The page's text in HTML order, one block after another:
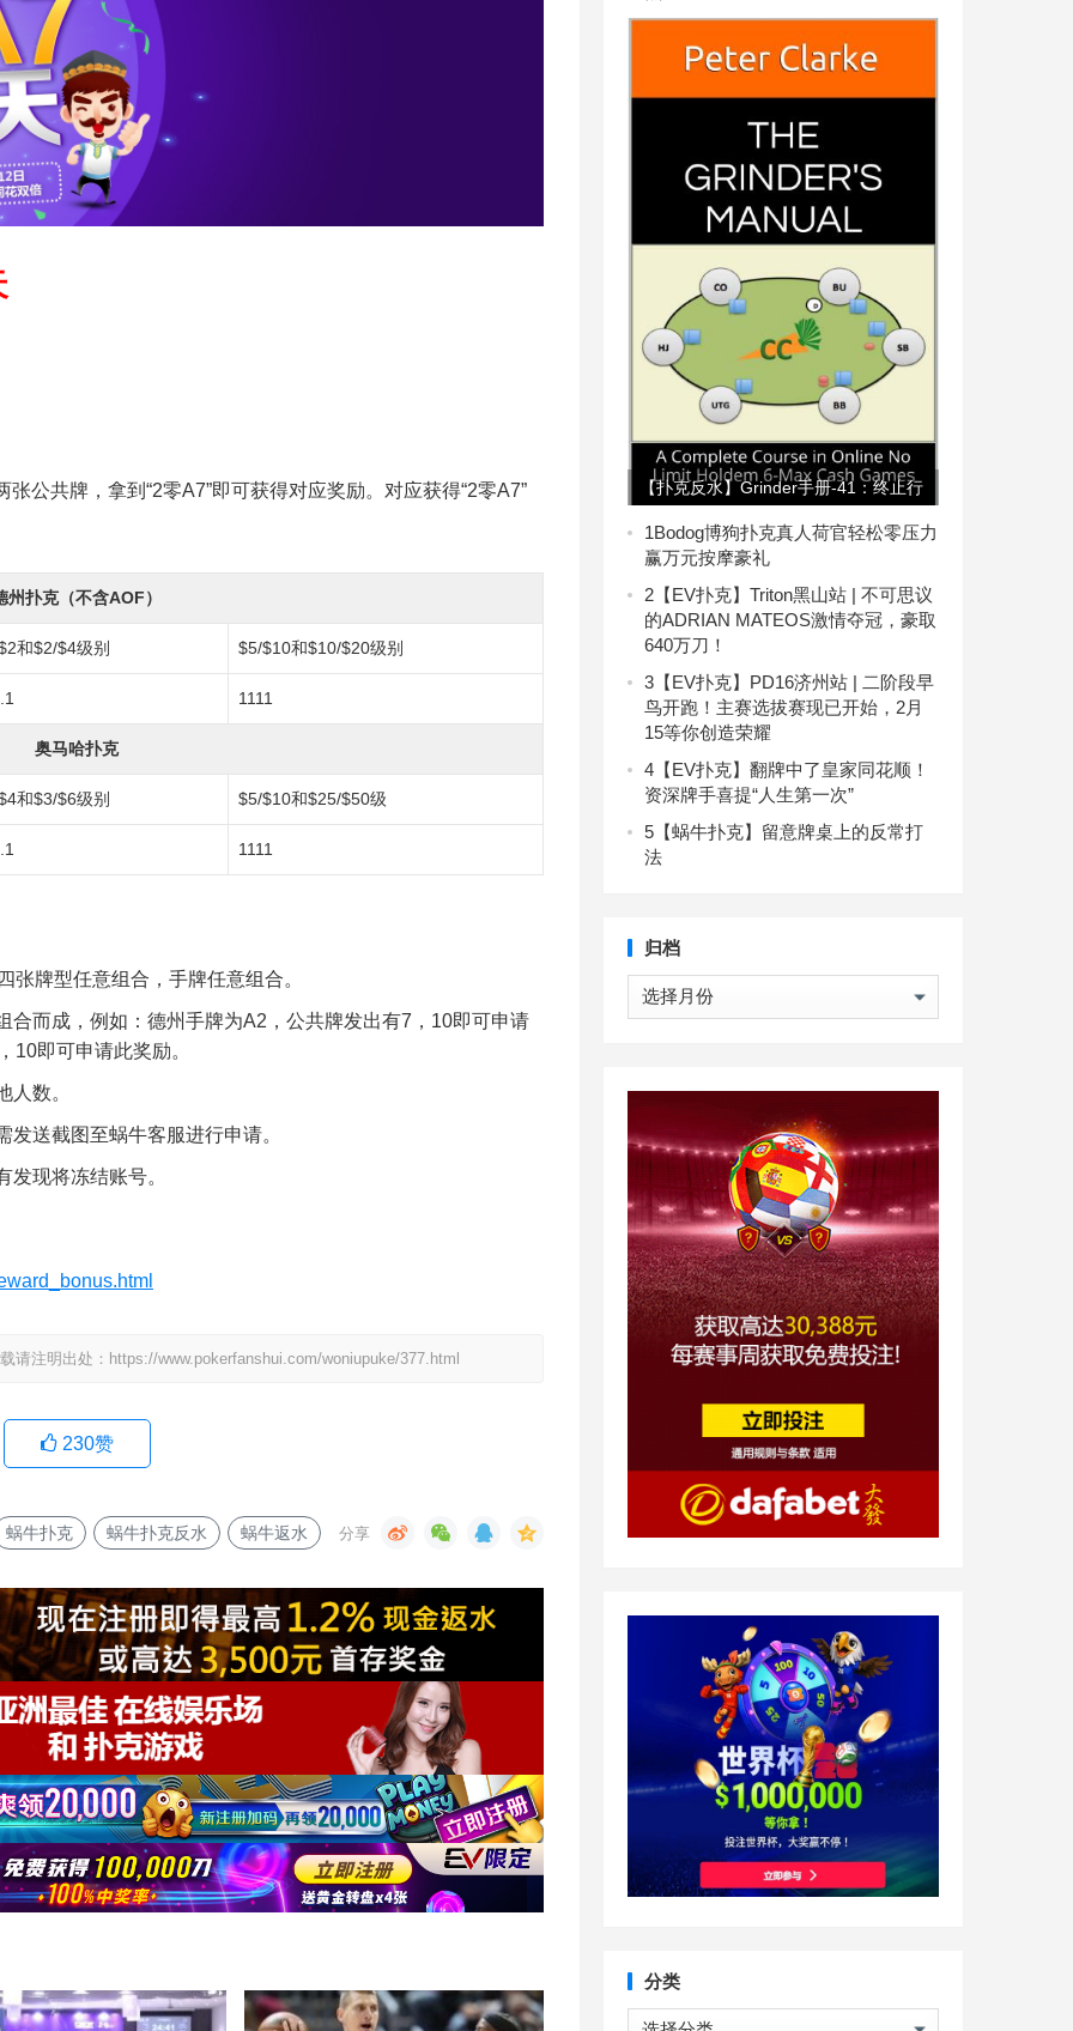
公共牌，拿到“2零A7”即可获得对应奖励。对应获得“2零A7”
州扑克（不含AOF）
和$2/$4级别 $5/$10和$10/$20级别
1111
奥马哈扑克
和$3/$6级别 $5/$10和$25/$50级
1111
张牌型任意组合，手牌任意组合。
合而成，例如：德州手牌为A2，公共牌发出有7，10即可申请
10即可申请此奖励。
人数。
送截图至蜗牛客服进行申请。
现将冻结账号。
请注明出处：https://www.pokerfanshui.com/woniupuke/377.html
230赞
蜗牛扑克 蜗牛扑克反水 蜗牛返水
【扑克反水】Grinder手册-41：终止行
动场合-3
1Bodog博狗扑克真人荷官轻松零压力
赢万元按摩豪礼
2 【EV扑克】Triton黑山站 | 不可思议
的ADRIAN MATEOS激情夺冠，豪取
640万刀！
3 【EV扑克】PD16济州站 | 二阶段早
鸟开跑！主赛选拔赛现已开始，2月
15等你创造荣耀
4 【EV扑克】翻牌中了皇家同花顺！
资深牌手喜提“人生第一次”
5 【蜗牛扑克】留意牌桌上的反常打
法
归档
归
档
分类
分